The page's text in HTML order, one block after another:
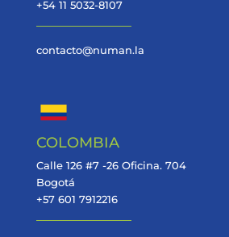
+54 11 5032-8107
contacto@numan.la
COLOMBIA
Calle 126 #7 -26 Oficina. 704
Bogotá
+57 601 7912216